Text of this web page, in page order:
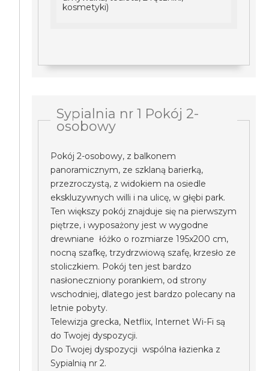
kosmetyki)
Sypialnia nr 1 Pokój 2-
osobowy
Pokój 2-osobowy, z balkonem
panoramicznym, ze szklaną barierką,
przezroczystą, z widokiem na osiedle
ekskluzywnych willi i na ulicę, w głębi park.
Ten większy pokój znajduje się na pierwszym
piętrze, i wyposażony jest w wygodne
drewniane łóżko o rozmiarze 195x200 cm,
nocną szafkę, trzydrzwiową szafę, krzesło ze
stoliczkiem. Pokój ten jest bardzo
nasłoneczniony porankiem, od strony
wschodniej, dlatego jest bardzo polecany na
letnie pobyty.
Telewizja grecka, Netflix, Internet Wi-Fi są
do Twojej dyspozycji.
Do Twojej dyspozycji wspólna łazienka z
Sypialnią nr 2.